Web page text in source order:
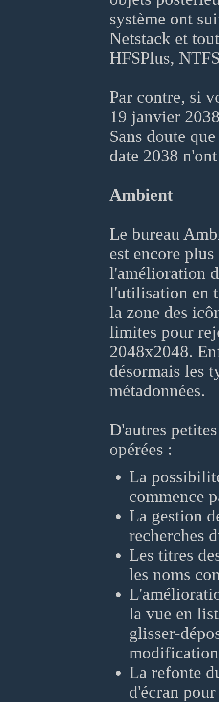
système ont
Netstack et
HFSPlus,
Par contre, si
19 janvier
Sans doute
date 2038
Ambient
Le bureau
est encore
l'amélioration
l'utilisation en
la zone des
limites pour
2048x2048.
désormais les
métadonnées.
D'autres
opérées :
La
commence
La gestion
recherches
Les titres
les noms
la vue en
glisser-
La refonte
d'écran